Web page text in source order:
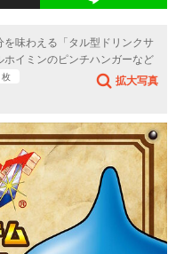
を味わえる「タル型ドリンクサ
イミンのピンチハンガーなど
拡大写真